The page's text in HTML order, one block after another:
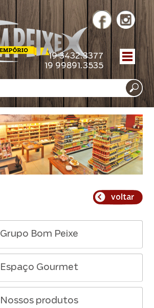
19 3432.3377
19 99891.3535
Grupo Bom Peixe
Espaço Gourmet
Nossos produtos